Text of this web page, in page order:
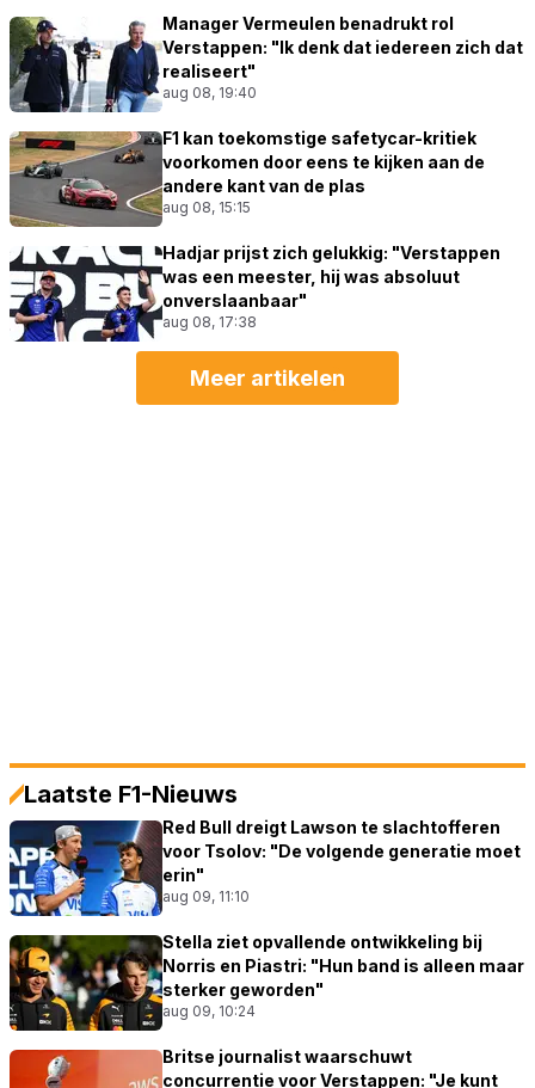
Manager Vermeulen benadrukt rol
Verstappen: "Ik denk dat iedereen zich dat
realiseert"
aug 08, 19:40
F1 kan toekomstige safetycar-kritiek
voorkomen door eens te kijken aan de
andere kant van de plas
aug 08, 15:15
Hadjar prijst zich gelukkig: "Verstappen
was een meester, hij was absoluut
onverslaanbaar"
aug 08, 17:38
Meer artikelen
Laatste F1-Nieuws
Red Bull dreigt Lawson te slachtofferen
voor Tsolov: "De volgende generatie moet
erin"
aug 09, 11:10
Stella ziet opvallende ontwikkeling bij
Norris en Piastri: "Hun band is alleen maar
sterker geworden"
aug 09, 10:24
Britse journalist waarschuwt
concurrentie voor Verstappen: "Je kunt